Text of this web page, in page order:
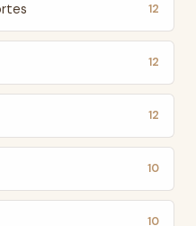
12
12
12
10
10